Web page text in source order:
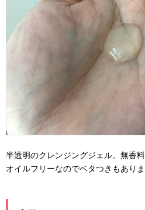
半透明のクレンジングジェル。無香
オイルフリーなのでベタつきもありま